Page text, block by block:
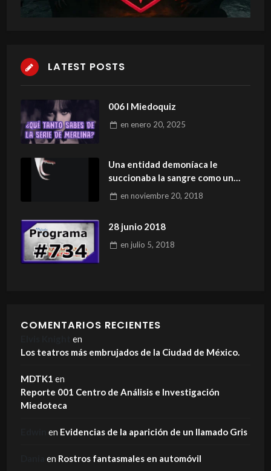
LATEST POSTS
006 I Miedoquiz
en enero 20, 2025
Una entidad demoníaca le
succionaba la sangre como un
vampiro
en noviembre 20, 2018
28 junio 2018
en julio 5, 2018
COMENTARIOS RECIENTES
en
Los teatros más embrujados de la Ciudad de México.
MDTK1 en
Reporte 001 Centro de Análisis e Investigación
Miedoteca
en Evidencias de la aparición de un llamado Gris
en Rostros fantasmales en automóvil